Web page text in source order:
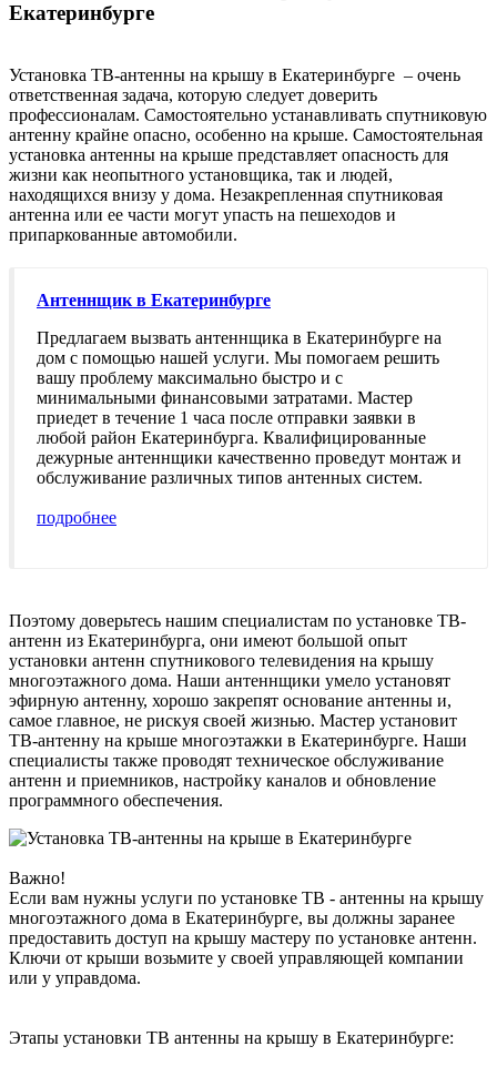
Екатеринбурге
Установка ТВ-антенны на крышу в Екатеринбурге – очень
ответственная задача, которую следует доверить
профессионалам. Самостоятельно устанавливать спутниковую
антенну крайне опасно, особенно на крыше. Самостоятельная
установка антенны на крыше представляет опасность для
жизни как неопытного установщика, так и людей,
находящихся внизу у дома. Незакрепленная спутниковая
антенна или ее части могут упасть на пешеходов и
припаркованные автомобили.
Антеннщик в Екатеринбурге
Предлагаем вызвать антеннщика в Екатеринбурге на
дом с помощью нашей услуги. Мы помогаем решить
вашу проблему максимально быстро и с
минимальными финансовыми затратами. Мастер
приедет в течение 1 часа после отправки заявки в
любой район Екатеринбурга. Квалифицированные
дежурные антеннщики качественно проведут монтаж и
обслуживание различных типов антенных систем.
подробнее
Поэтому доверьтесь нашим специалистам по установке ТВ-
антенн из Екатеринбурга, они имеют большой опыт
установки антенн спутникового телевидения на крышу
многоэтажного дома. Наши антеннщики умело установят
эфирную антенну, хорошо закрепят основание антенны и,
самое главное, не рискуя своей жизнью. Мастер установит
ТВ-антенну на крыше многоэтажки в Екатеринбурге. Наши
специалисты также проводят техническое обслуживание
антенн и приемников, настройку каналов и обновление
программного обеспечения.
Важно!
Если вам нужны услуги по установке ТВ - антенны на крышу
многоэтажного дома в Екатеринбурге, вы должны заранее
предоставить доступ на крышу мастеру по установке антенн.
Ключи от крыши возьмите у своей управляющей компании
или у управдома.
Этапы установки ТВ антенны на крышу в Екатеринбурге: